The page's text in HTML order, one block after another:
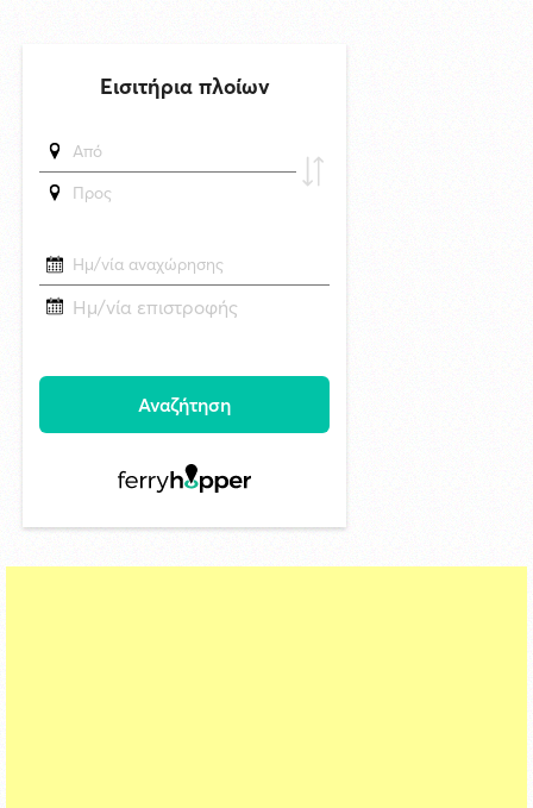
Καλλιτέχνες από τη Σύρο, την Ελβετία και την Ιαπωνία συναντιούνται
29/4/2026 18:53
CNN: Ο κορυφαίος στρατηγός του Τραμπ αναζητά διέξοδο από τον
πόλεμο με το Ιράν